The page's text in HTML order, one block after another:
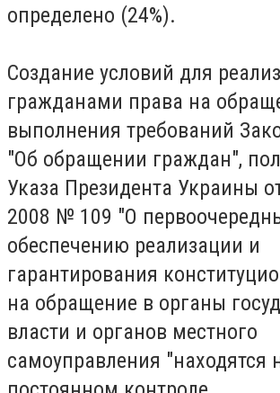
определено (24%).
Создание условий для
гражданами права на
выполнения требований
"Об обращении граждан",
Указа Президента Украины
2008 № 109 "О
обеспечению реализации и
гарантирования
на обращение в органы
власти и органов местного
самоуправления "находятся